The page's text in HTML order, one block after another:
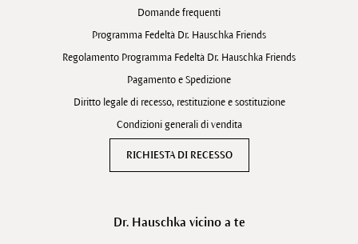
Domande frequenti
Programma Fedeltà Dr. Hauschka Friends
Regolamento Programma Fedeltà Dr. Hauschka Friends
Pagamento e Spedizione
Diritto legale di recesso, restituzione e sostituzione
Condizioni generali di vendita
RICHIESTA DI RECESSO
Dr. Hauschka vicino a te